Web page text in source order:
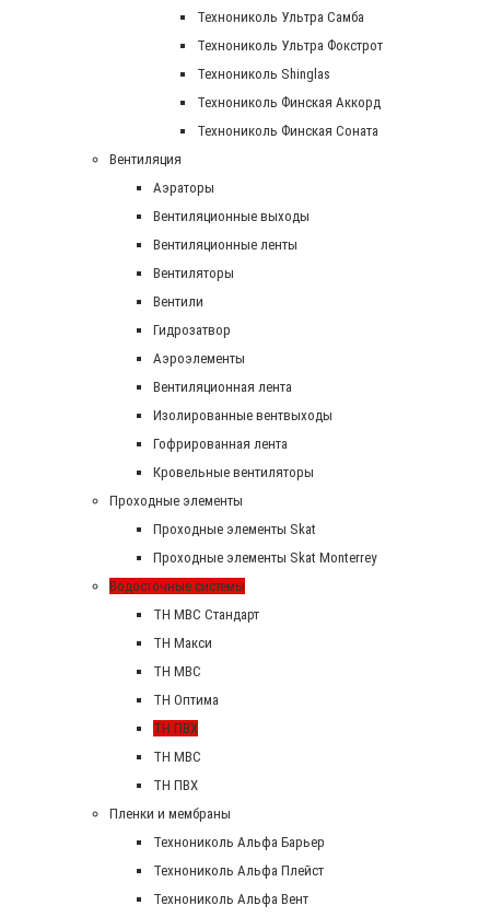
Технониколь Ультра Самба
Технониколь Ультра Фокстрот
Технониколь Shinglas
Технониколь Финская Аккорд
Технониколь Финская Соната
Вентиляция
Аэраторы
Вентиляционные выходы
Вентиляционные ленты
Вентиляторы
Вентили
Гидрозатвор
Аэроэлементы
Вентиляционная лента
Изолированные вентвыходы
Гофрированная лента
Кровельные вентиляторы
Проходные элементы
Проходные элементы Skat
Проходные элементы Skat Monterrey
Водосточные системы
TH MBC Стандарт
TH Макси
TH МВС
TH Оптима
TH ПВХ
ТН МВС
ТН ПВХ
Пленки и мембраны
Технониколь Альфа Барьер
Технониколь Альфа Плейст
Технониколь Альфа Вент